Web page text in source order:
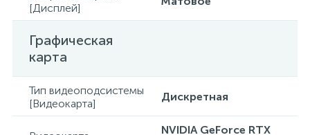
[Дисплей]
Графическая
карта
Тип видеоподсистемы
[Видеокарта]
Дискретная
NVIDIA GeForce RTX